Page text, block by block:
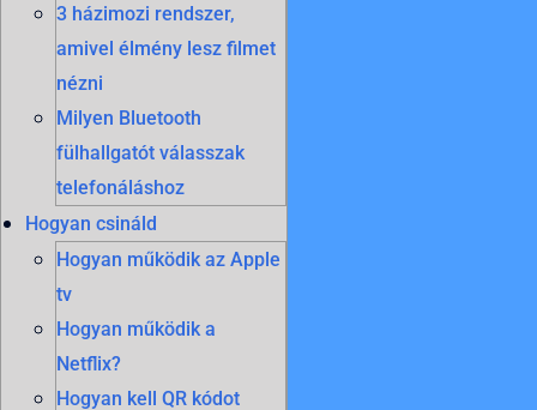
3 házimozi rendszer,
amivel élmény lesz filmet
nézni
Milyen Bluetooth
fülhallgatót válasszak
telefonáláshoz
Hogyan csináld
Hogyan működik az Apple
tv
Hogyan működik a
Netflix?
Hogyan kell QR kódot